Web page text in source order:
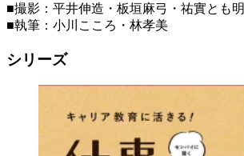
■撮影：平井伸造・板垣麻弓・祐實とも明
■執筆：小川こころ・林孝美
シリーズ